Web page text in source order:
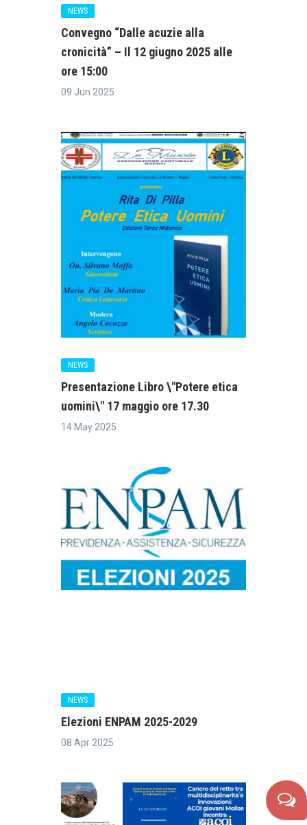
NEWS
Convegno “Dalle acuzie alla
cronicità” – Il 12 giugno 2025 alle
ore 15:00
09 Jun 2025
NEWS
Presentazione Libro \"Potere etica
uomini\" 17 maggio ore 17.30
14 May 2025
NEWS
Elezioni ENPAM 2025-2029
08 Apr 2025